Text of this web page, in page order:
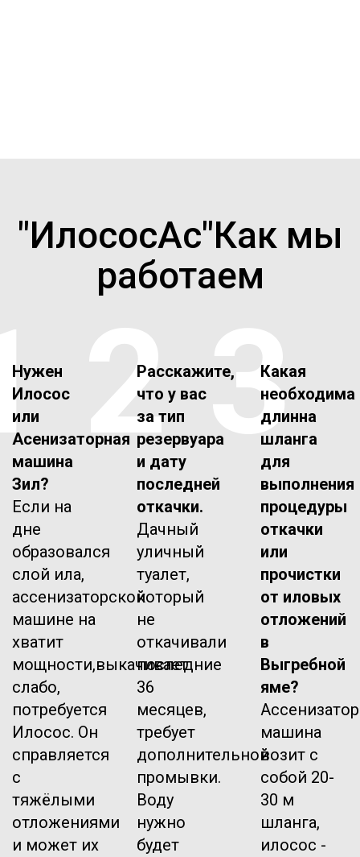
"ИлососАс"Как мы
работаем
Нужен
Илосос
или
Асенизаторная
машина
Зил?
Если на
дне
образовался
слой ила,
ассенизаторской
машине на
хватит
мощности,выкачивает
слабо,
потребуется
Илосос. Он
справляется
с
тяжёлыми
отложениями
и может их
2
Расскажите,
что у вас
за тип
резервуара
и дату
последней
откачки.
Дачный
уличный
туалет,
который
не
откачивали
последние
36
месяцев,
требует
дополнительной
промывки.
Воду
нужно
будет
3
Какая
необходима
длинна
шланга
для
выполнения
процедуры
откачки
или
прочистки
от иловых
отложений
в
Выгребной
яме?
машина
возит с
собой 20-
30 м
шланга,
илосос -